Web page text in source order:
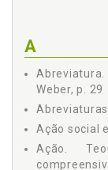
2.2.2
2.2.3
2.3 A
2.4 WEBER E
3 AS
MODERNO, p.
3.1 BASES
A
Weber, p. 29
Ação social
Ação.